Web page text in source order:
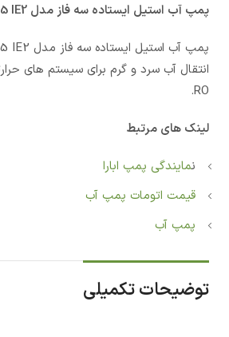
پمپ آب استيل ایستاده سه فاز مدل EVMSG 10-15 F5/5.5 IE2
انتقال آب سرد و گرم برای سیستم های
RO.
لینک های مرتبط
نمایندگی پمپ ابارا
قیمت اتومات پمپ آب
پمپ آب
توضیحات تکمیلی